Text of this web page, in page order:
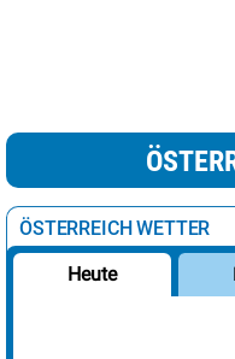
ÖSTERREICH WETTER
Heute